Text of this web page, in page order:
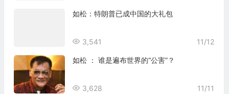
如松：特朗普已成中国的大礼包
11/12
3,541
如松 ： 谁是遍布世界的“公害”？
11/11
3,628